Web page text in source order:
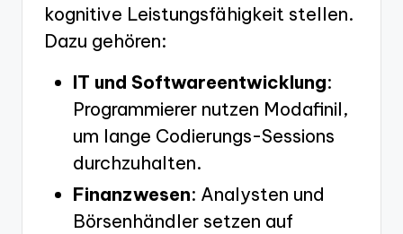
kognitive Leistungsfähigkeit stellen.
Dazu gehören:
IT und Softwareentwicklung:
Programmierer nutzen Modafinil,
um lange Codierungs-Sessions
durchzuhalten.
Finanzwesen: Analysten und
Börsenhändler setzen auf